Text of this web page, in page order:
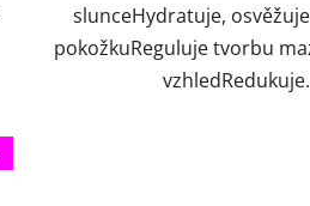
slunceHydratuje,
pokožkuReguluje tvorbu